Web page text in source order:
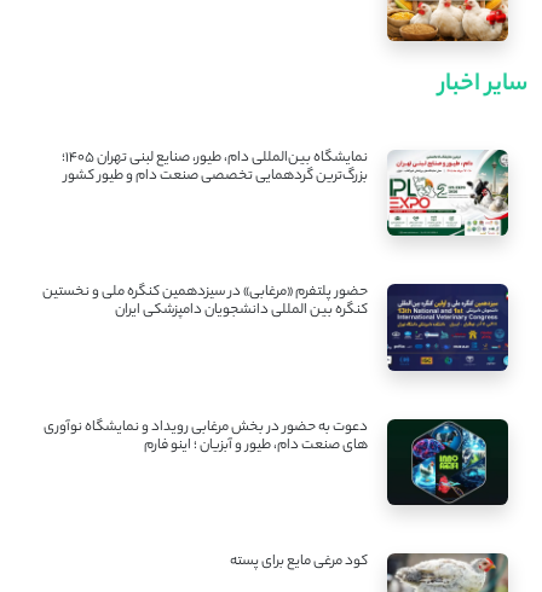
سایر اخبار
نمایشگاه بین‌المللی دام، طیور، صنایع لبنی تهران ۱۴۰۵؛
بزرگ‌ترین گردهمایی تخصصی صنعت دام و طیور کشور
حضور پلتفرم «مرغابی» در سیزدهمین کنگره ملی و نخستین
کنگره بین ‌المللی دانشجویان دامپزشکی ایران
دعوت به حضور در بخش مرغابی رویداد و نمایشگاه نوآوری
های صنعت دام، طیور و آبزیان ؛ اینو فارم
کود مرغی مایع برای پسته